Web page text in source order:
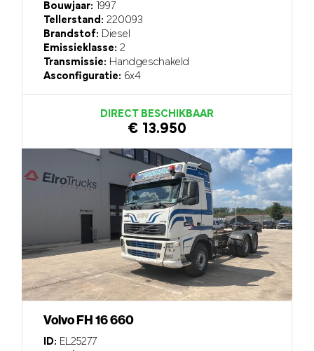
Bouwjaar: 1997
Tellerstand: 220093
Brandstof: Diesel
Emissieklasse: 2
Transmissie: Handgeschakeld
Asconfiguratie: 6x4
DIRECT BESCHIKBAAR
€ 13.950
Volvo FH 16 660
ID: EL25277